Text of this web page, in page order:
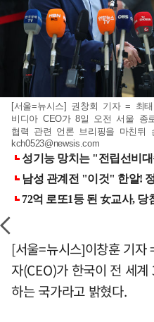
[서울=뉴시스] 권창회 기자 = 최
비디아 CEO가 8일 오전 서울 종
협력 관련 언론 브리핑을 마친뒤
kch0523@newsis.com
[서울=뉴시스]이창훈 기자
자(CEO)가 한국이 전 세
하는 국가라고 밝혔다.